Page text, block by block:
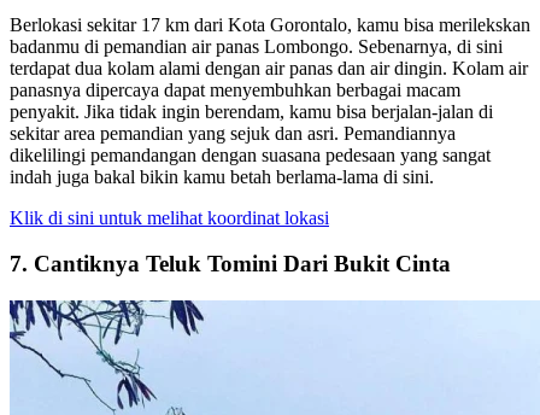
Berlokasi sekitar 17 km dari Kota Gorontalo, kamu bisa merilekskan
badanmu di pemandian air panas Lombongo. Sebenarnya, di sini
terdapat dua kolam alami dengan air panas dan air dingin. Kolam air
panasnya dipercaya dapat menyembuhkan berbagai macam
penyakit. Jika tidak ingin berendam, kamu bisa berjalan-jalan di
sekitar area pemandian yang sejuk dan asri. Pemandiannya
dikelilingi pemandangan dengan suasana pedesaan yang sangat
indah juga bakal bikin kamu betah berlama-lama di sini.
Klik di sini untuk melihat koordinat lokasi
7. Cantiknya Teluk Tomini Dari Bukit Cinta